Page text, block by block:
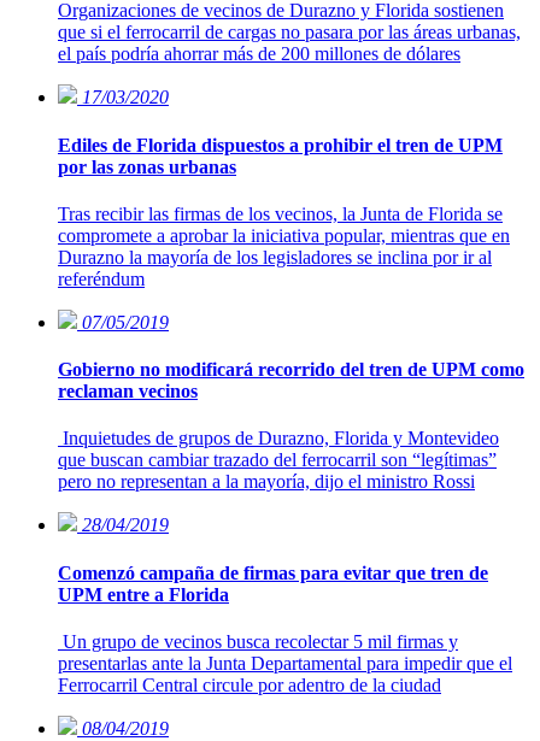
Organizaciones de vecinos de Durazno y Florida sostienen
que si el ferrocarril de cargas no pasara por las áreas urbanas,
el país podría ahorrar más de 200 millones de dólares
17/03/2020
Ediles de Florida dispuestos a prohibir el tren de UPM
por las zonas urbanas
Tras recibir las firmas de los vecinos, la Junta de Florida se
compromete a aprobar la iniciativa popular, mientras que en
Durazno la mayoría de los legisladores se inclina por ir al
referéndum
07/05/2019
Gobierno no modificará recorrido del tren de UPM como
reclaman vecinos
Inquietudes de grupos de Durazno, Florida y Montevideo
que buscan cambiar trazado del ferrocarril son “legítimas”
pero no representan a la mayoría, dijo el ministro Rossi
28/04/2019
Comenzó campaña de firmas para evitar que tren de
UPM entre a Florida
Un grupo de vecinos busca recolectar 5 mil firmas y
presentarlas ante la Junta Departamental para impedir que el
Ferrocarril Central circule por adentro de la ciudad
08/04/2019